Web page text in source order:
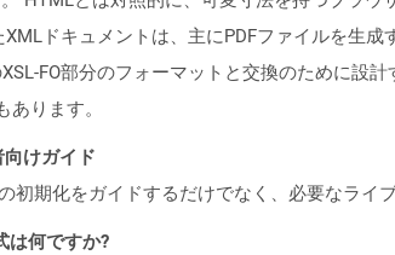
ドキュメントは、主にPDFファイルを生
FO部分のフォーマットと交換のために設
ります。
向けガイド
初期化をガイドするだけでなく、必要なライ
は何ですか?